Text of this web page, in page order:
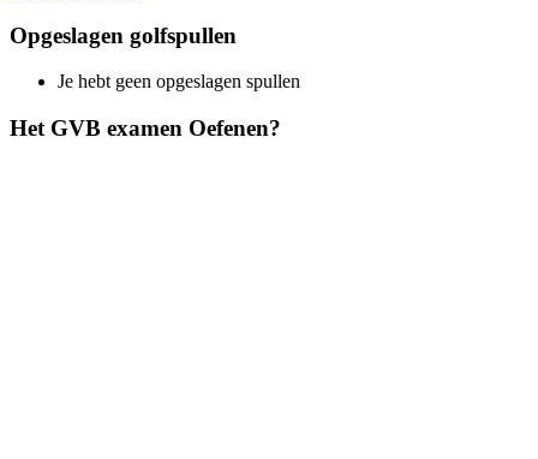
Opgeslagen golfspullen
Je hebt geen opgeslagen spullen
Het GVB examen Oefenen?